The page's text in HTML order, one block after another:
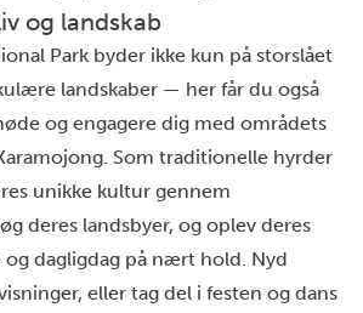
og landskab
Park byder ikke kun på storslået
landskaber — her får du også
og engagere dig med områdets
Som traditionelle hyrder
unikke kultur gennem
deres landsbyer, og oplev deres
dagligdag på nært hold. Nyd
eller tag del i festen og dans